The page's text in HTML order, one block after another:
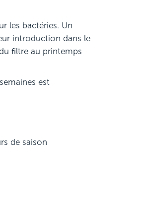
les bactéries. Un
introduction dans le
filtre au printemps
est
de saison